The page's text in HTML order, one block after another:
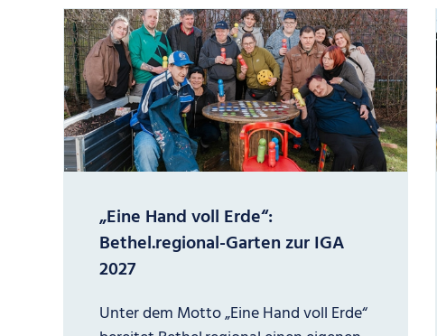
„Eine Hand voll Erde“:
Bethel.regional-Garten zur IGA
2027
Unter dem Motto „Eine Hand voll Erde“